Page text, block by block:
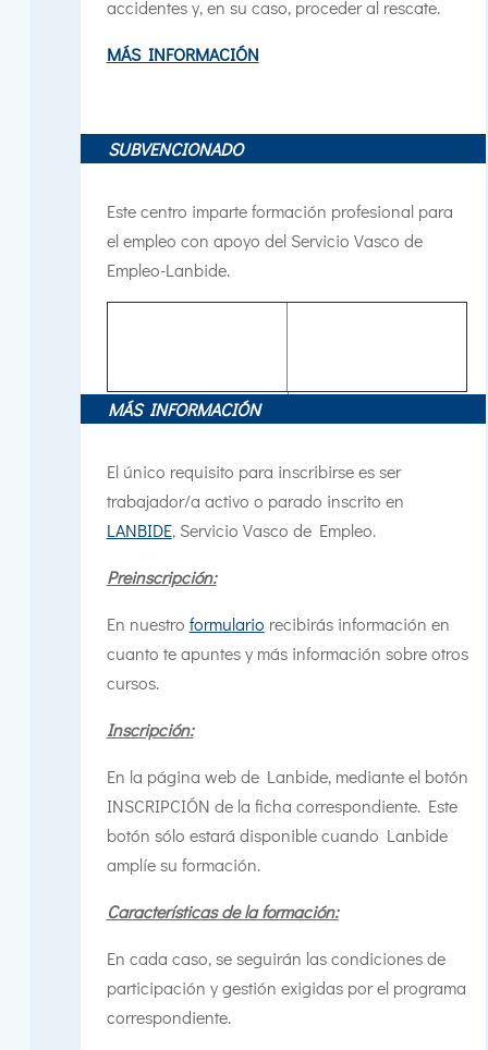
accidentes y, en su caso, proceder al rescate.
MÁS INFORMACIÓN
SUBVENCIONADO
Este centro imparte formación profesional para
el empleo con apoyo del Servicio Vasco de
Empleo-Lanbide.
MÁS INFORMACIÓN
El único requisito para inscribirse es ser
trabajador/a activo o parado inscrito en
LANBIDE, Servicio Vasco de Empleo.
Preinscripción:
En nuestro formulario recibirás información en
cuanto te apuntes y más información sobre otros
cursos.
Inscripción:
En la página web de Lanbide, mediante el botón
INSCRIPCIÓN de la ficha correspondiente. Este
botón sólo estará disponible cuando Lanbide
amplíe su formación.
Características de la formación:
En cada caso, se seguirán las condiciones de
participación y gestión exigidas por el programa
correspondiente.